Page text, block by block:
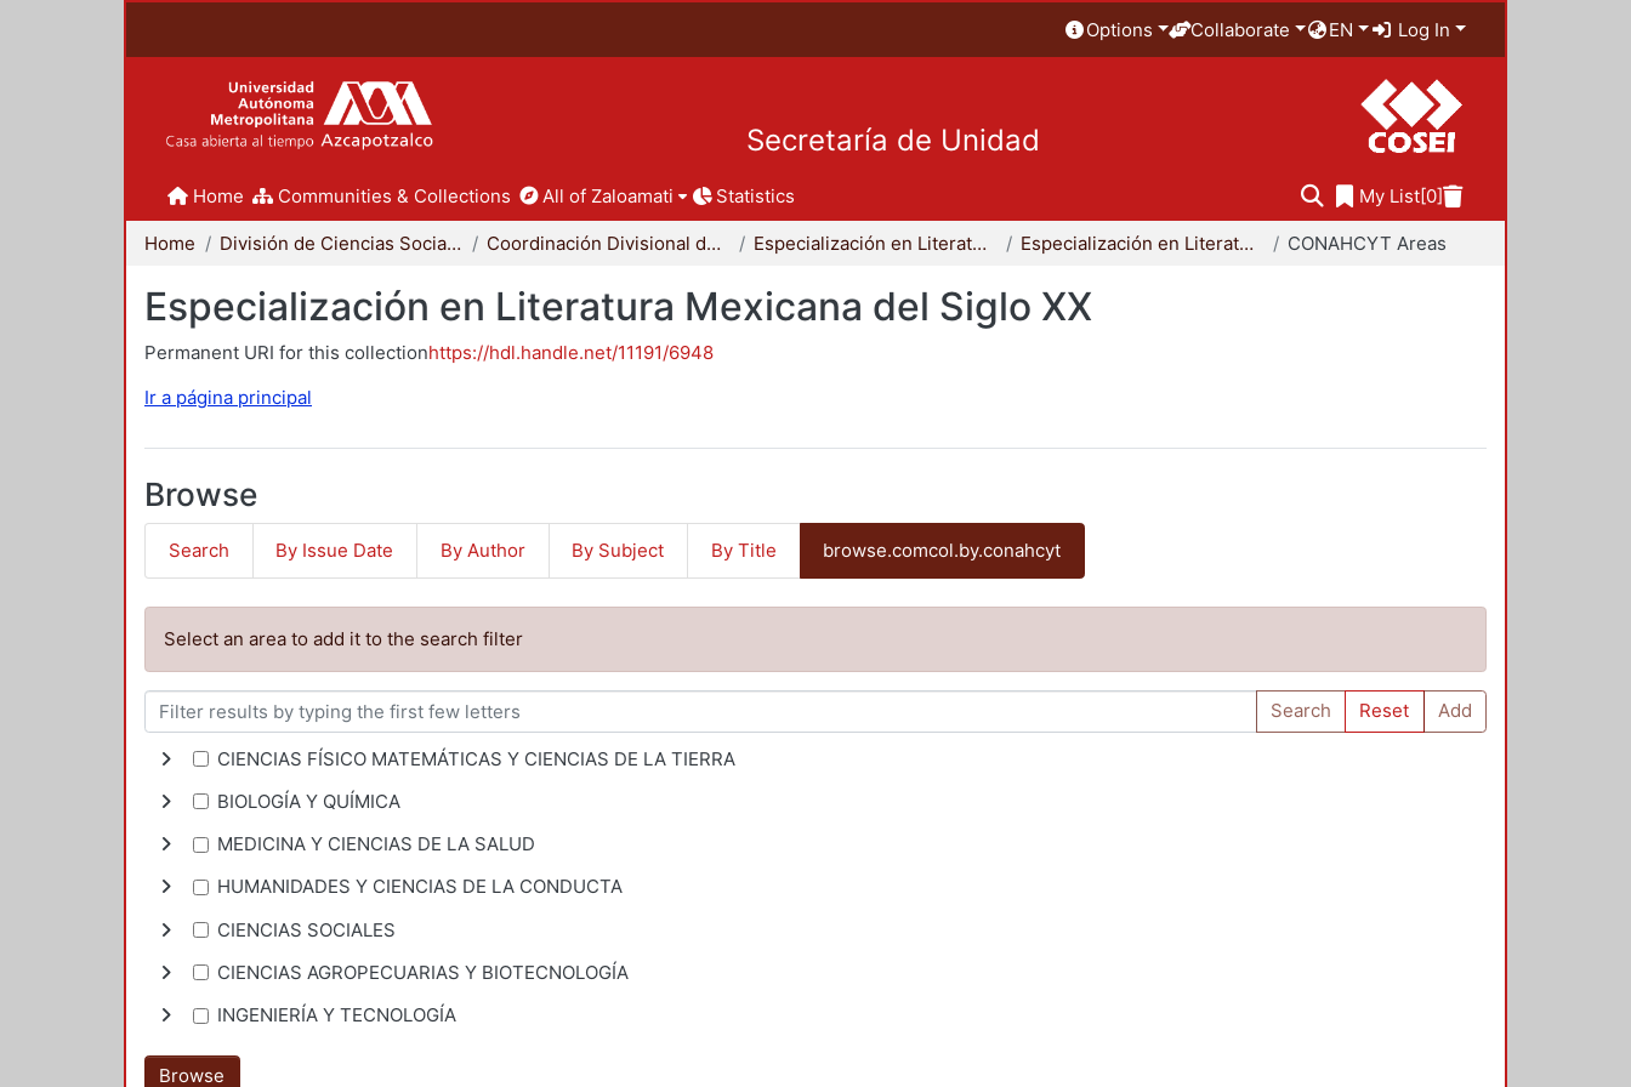
Options Collaborate EN Log In
Secretaría de Unidad
Home Communities & Collections All of Zaloamati Statistics My List[0]
Home División de Ciencias Sociales y Humanidades Coordinación Divisional de Posgrado Especialización en Literatura Mexicana del Siglo XX Especialización en Literatura Mexicana del Siglo XX CONAHCYT Areas
Especialización en Literatura Mexicana del Siglo XX
Permanent URI for this collectionhttps://hdl.handle.net/11191/6948
Ir a página principal
Browse
Search By Issue Date By Author By Subject By Title browse.comcol.by.conahcyt
Select an area to add it to the search filter
Search Reset Add
CIENCIAS FÍSICO MATEMÁTICAS Y CIENCIAS DE LA TIERRA
BIOLOGÍA Y QUÍMICA
MEDICINA Y CIENCIAS DE LA SALUD
HUMANIDADES Y CIENCIAS DE LA CONDUCTA
CIENCIAS SOCIALES
CIENCIAS AGROPECUARIAS Y BIOTECNOLOGÍA
INGENIERÍA Y TECNOLOGÍA
Browse